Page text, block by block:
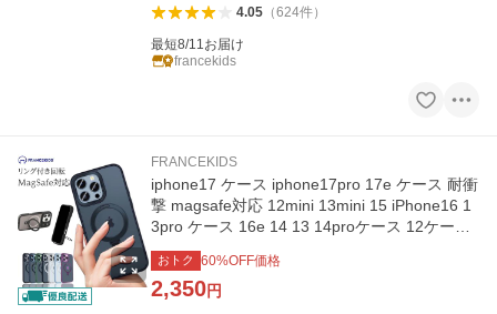
4.05（624件）
最短8/11お届け
francekids
FRANCEKIDS
iphone17 ケース iphone17pro 17e ケース 耐衝
撃 magsafe対応 12mini 13mini 15 iPhone16 1
3pro ケース 16e 14 13 14proケース 12ケース
リング付き 15proケース
おトク 60%OFF価格
2,350円